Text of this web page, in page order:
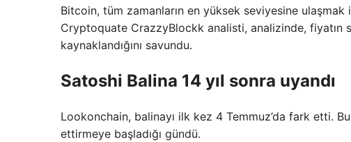
Bitcoin, tüm zamanların en yüksek seviyesine
Cryptoquate CrazzyBlockk analisti, analizinde, fiyatın
kaynaklandığını savundu.
Satoshi Balina 14 yıl sonra uyandı
Lookonchain, balinayı ilk kez 4 Temmuz’da fark etti.
ettirmeye başladığı gündü.